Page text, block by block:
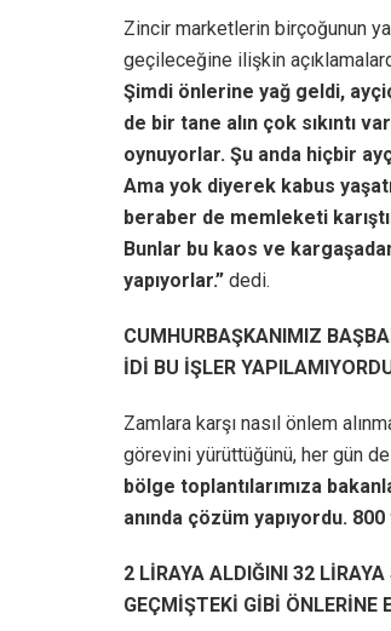
Zincir marketlerin birçoğunun
geçileceğine ilişkin
Şimdi önlerine yağ geldi,
de bir tane alın çok sıkıntı
oynuyorlar. Şu anda hiçbir
Ama yok diyerek kabus
beraber de memleketi
Bunlar bu kaos ve
yapıyorlar.” dedi.
CUMHURBAŞKANIMIZ
İDİ BU İŞLER
Zamlara karşı nasıl önlem
görevini yürüttüğünü, her gün
bölge toplantılarımıza
anında çözüm yapıyordu.
2 LİRAYA ALDIĞINI 32
GEÇMİŞTEKİ GİBİ ÖNLERİNE